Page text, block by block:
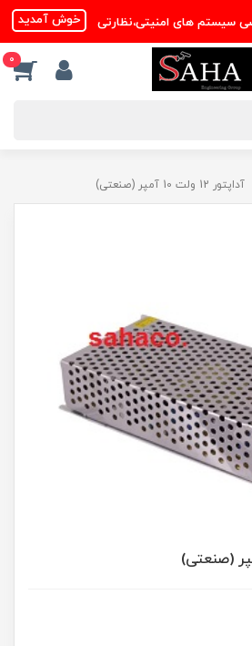
های امنیتی،نظارتی خوش آمدید
0
آداپتور 12 ولت 10 آمپر (صنعتی)